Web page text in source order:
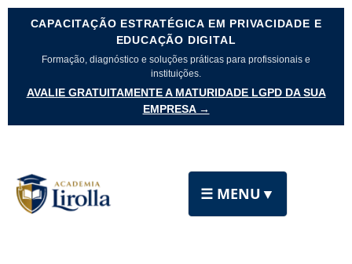
CAPACITAÇÃO ESTRATÉGICA EM PRIVACIDADE E
EDUCAÇÃO DIGITAL
Formação, diagnóstico e soluções práticas para profissionais e
instituições.
AVALIE GRATUITAMENTE A MATURIDADE LGPD DA SUA
EMPRESA →
☰ MENU ▼